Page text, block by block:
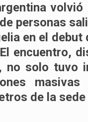
volvió
personas
en el debut
encuentro,
solo tuvo
de la